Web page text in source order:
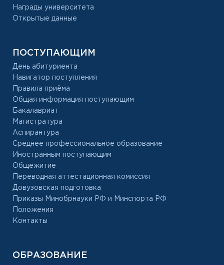
Награды университета
Открытые данные
ПОСТУПАЮЩИМ
День абитуриента
Навигатор поступления
Правила приёма
Общая информация поступающим
Бакалавриат
Магистратура
Аспирантура
Среднее профессиональное образование
Иностранным поступающим
Общежитие
Переводная аттестационная комиссия
Довузовская подготовка
Приказы Минобрнауки РФ и Минспорта РФ
Положения
Контакты
ОБРАЗОВАНИЕ